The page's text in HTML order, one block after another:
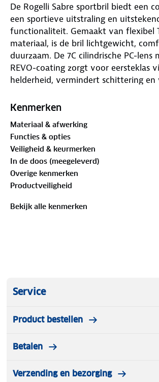
De Rogelli Sabre sportbril biedt een
een sportieve uitstraling en
functionaliteit. Gemaakt van flexibel
materiaal, is de bril lichtgewicht,
duurzaam. De 7C cilindrische PC-lens
REVO-coating zorgt voor eersteklas
helderheid, vermindert schittering
aanpasbaar neusstuk biedt de bril
gezichtsvorm past. Of je nu een
maakt of je grenzen verlegt, de
stevig zitten. De bril beschermt niet
maar verbetert ook je sportervaring
sportieve look.
Kenmerken
Materiaal & afwerking
Functies & opties
Veiligheid & keurmerken
In de doos (meegeleverd)
Overige kenmerken
Productveiligheid
Bekijk alle kenmerken
Service
Product bestellen
Betalen
Verzending en bezorging